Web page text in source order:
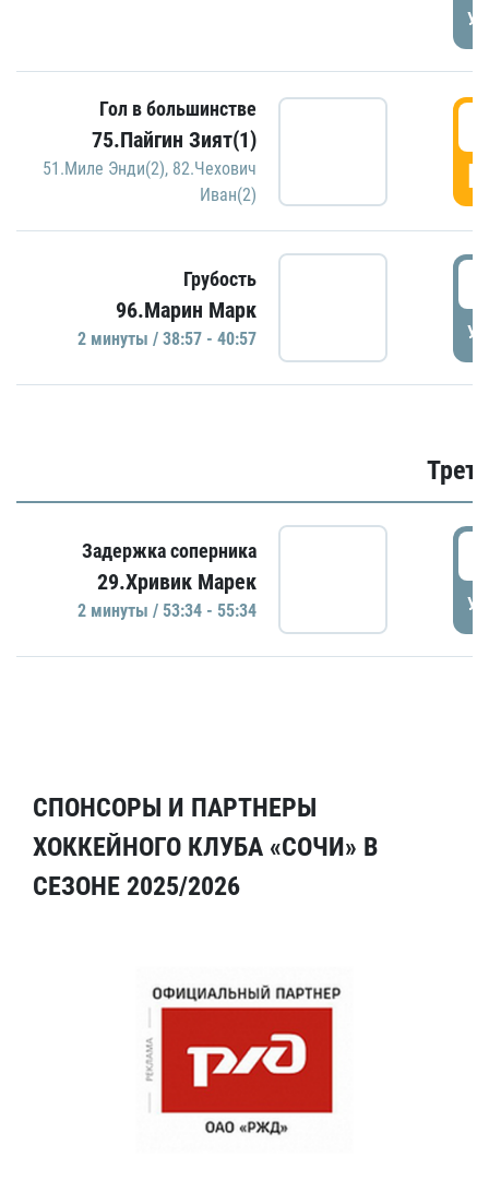
Гол в большинстве
75.Пайгин Зият(1)
51.Миле Энди(2), 82.Чехович
Иван(2)
Грубость
96.Марин Марк
2 минуты / 38:57 - 40:57
Задержка соперника
29.Хривик Марек
2 минуты / 53:34 - 55:34
СПОНСОРЫ И ПАРТНЕРЫ
ХОККЕЙНОГО КЛУБА «СОЧИ» В
СЕЗОНЕ 2025/2026